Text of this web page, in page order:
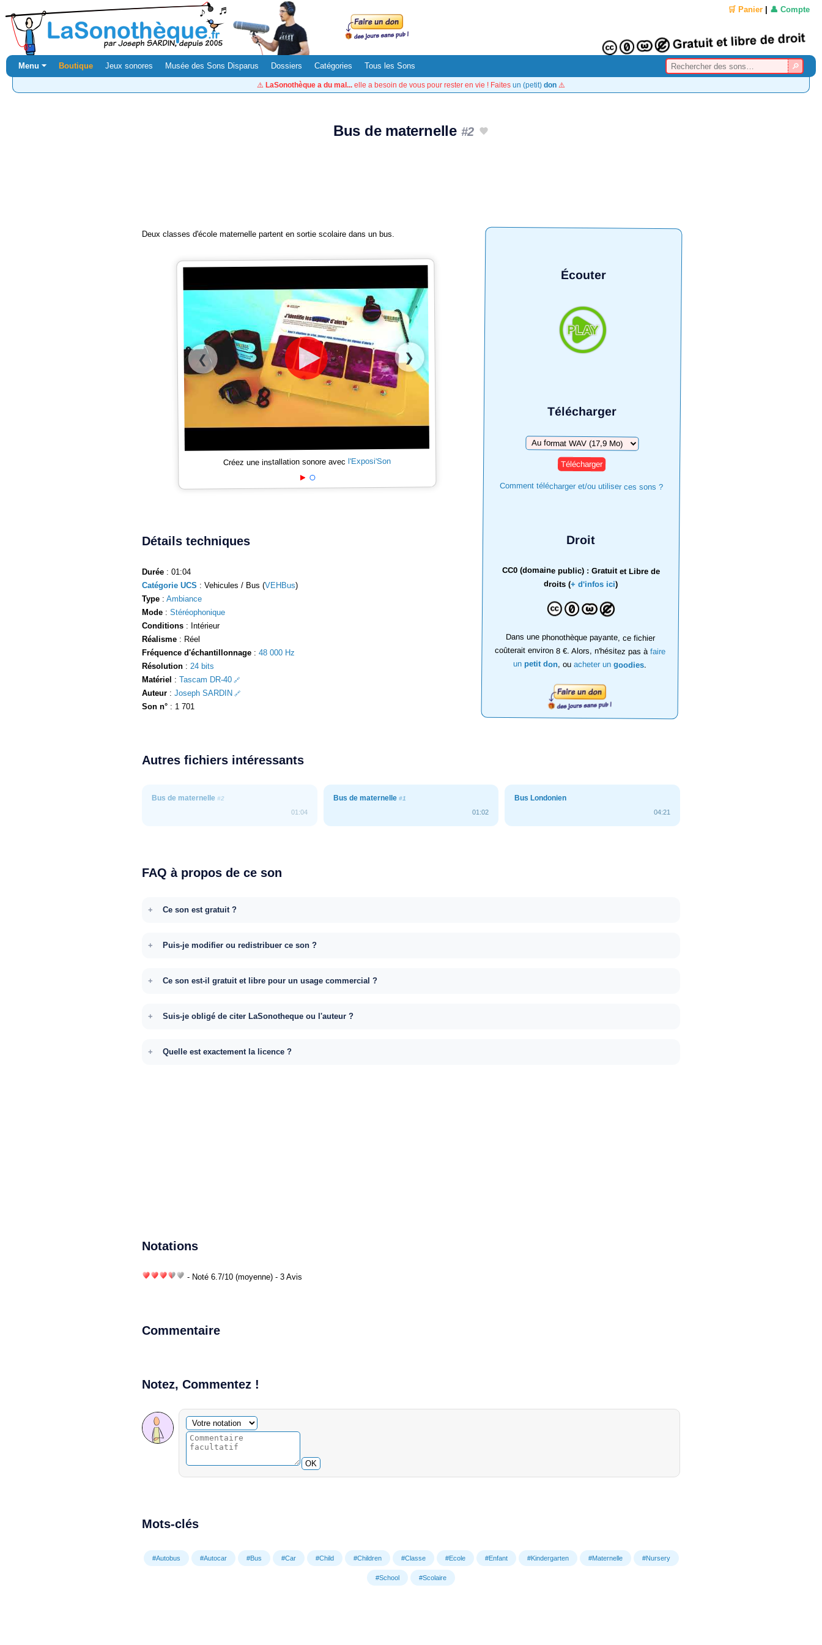
🛒 Panier 👤 Compte
Menu ⏷ Boutique Jeux sonores Musée des Sons Disparus Dossiers Catégories Tous les Sons
⚠️ LaSonothèque a du mal... elle a besoin de vous pour rester en vie ! Faites un (petit) don ⚠️
Bus de maternelle #2
Écouter
Télécharger
Télécharger
Comment télécharger et/ou utiliser ces sons ?
Droit
CC0 (domaine public) : Gratuit et Libre de
droits (+ d'infos ici)
Dans une phonothèque payante, ce fichier
coûterait environ 8 €. Alors, n'hésitez pas àfaire
un petit don, ouacheter ungoodies.
Deux classes d'école maternelle partent en sortie scolaire dans un bus.
❮ ❯
Créez une installation sonore avecl'Exposi'Son
Détails techniques
Durée : 01:04
Catégorie UCS : Vehicules / Bus (VEHBus)
Type : Ambiance
Mode : Stéréophonique
Conditions : Intérieur
Réalisme : Réel
Fréquence d'échantillonnage : 48 000 Hz
Résolution : 24 bits
Matériel : Tascam DR-40
Auteur : Joseph SARDIN
Son n° : 1 701
Autres fichiers intéressants
Bus de maternelle #2
01:04
Bus de maternelle #1
01:02
Bus Londonien
04:21
FAQ à propos de ce son
Ce son est gratuit ?
Puis-je modifier ou redistribuer ce son ?
Ce son est-il gratuit et libre pour un usage commercial ?
Suis-je obligé de citer LaSonotheque ou l'auteur ?
Quelle est exactement la licence ?
Notations
- Noté 6.7/10 (moyenne) - 3 Avis
Commentaire
Notez, Commentez !
Commentaire facultatif
Votre notation
OK
Mots-clés
#Autobus #Autocar #Bus #Car #Child #Children #Classe #Ecole #Enfant #Kindergarten #Maternelle #Nursery
#School #Scolaire